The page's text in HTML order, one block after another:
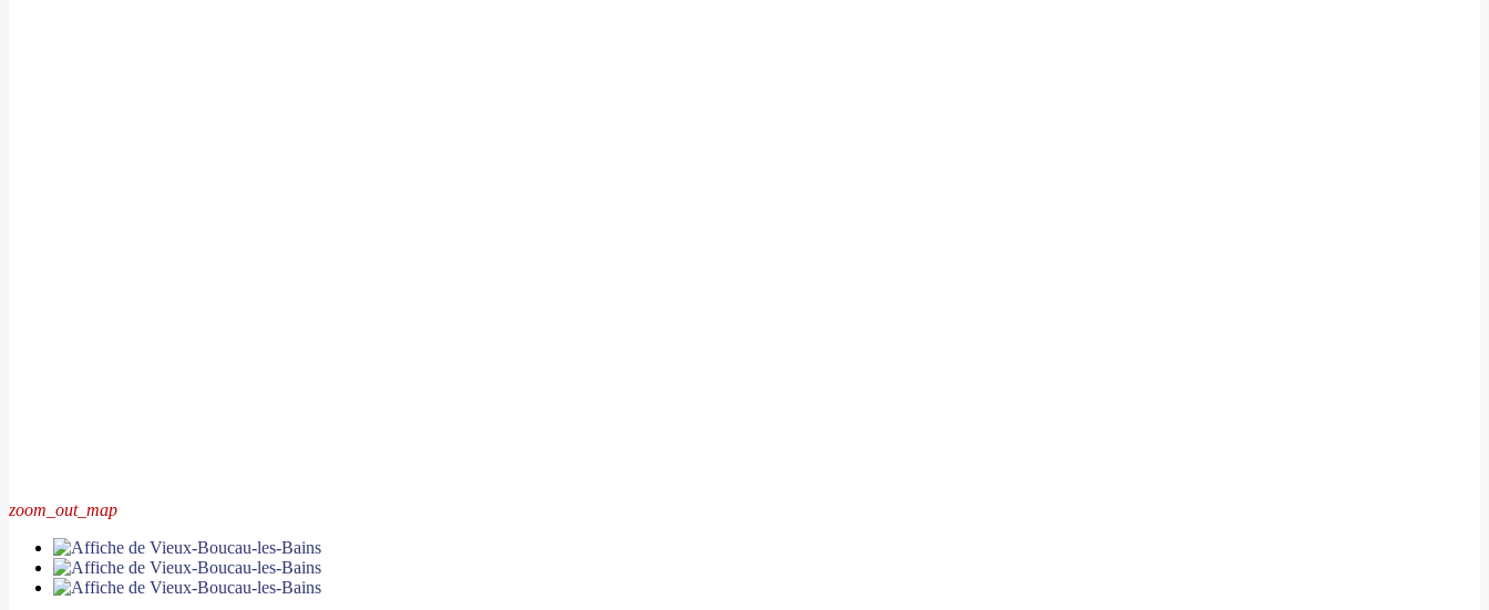
zoom_out_map